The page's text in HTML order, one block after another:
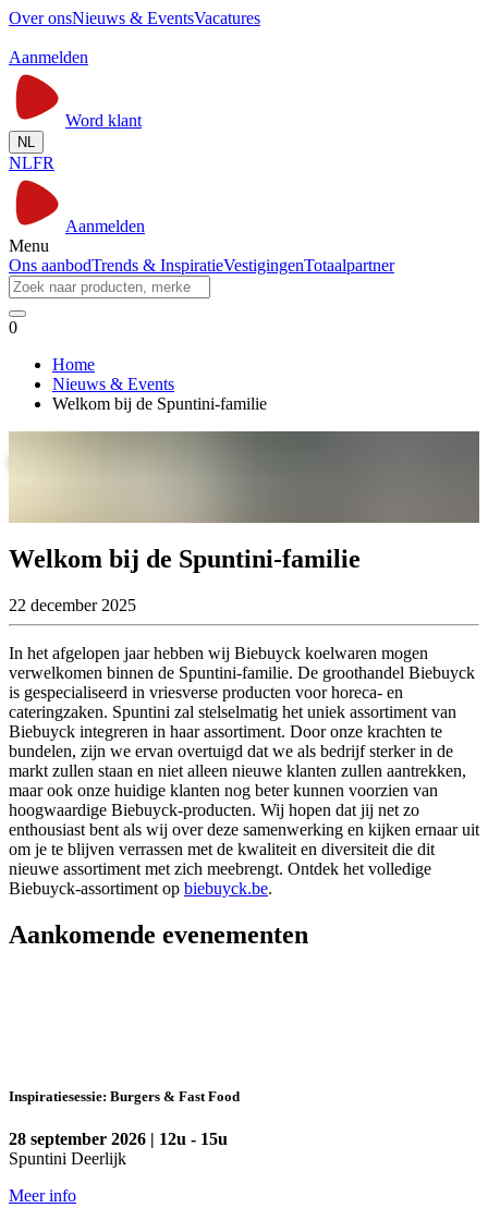
Over onsNieuws & EventsVacatures
Aanmelden
Word klant
NL
NLFR
Aanmelden
Menu
Ons aanbodTrends & InspiratieVestigingenTotaalpartner
0
Home
Nieuws & Events
Welkom bij de Spuntini-familie
Welkom bij de Spuntini-familie
22 december 2025
In het afgelopen jaar hebben wij Biebuyck koelwaren mogen
verwelkomen binnen de Spuntini-familie. De groothandel Biebuyck
is gespecialiseerd in vriesverse producten voor horeca- en
cateringzaken. Spuntini zal stelselmatig het uniek assortiment van
Biebuyck integreren in haar assortiment. Door onze krachten te
bundelen, zijn we ervan overtuigd dat we als bedrijf sterker in de
markt zullen staan en niet alleen nieuwe klanten zullen aantrekken,
maar ook onze huidige klanten nog beter kunnen voorzien van
hoogwaardige Biebuyck-producten. Wij hopen dat jij net zo
enthousiast bent als wij over deze samenwerking en kijken ernaar uit
om je te blijven verrassen met de kwaliteit en diversiteit die dit
nieuwe assortiment met zich meebrengt. Ontdek het volledige
Biebuyck-assortiment op biebuyck.be.
Aankomende evenementen
Inspiratiesessie: Burgers & Fast Food
28 september 2026 | 12u - 15u
Spuntini Deerlijk
Meer info